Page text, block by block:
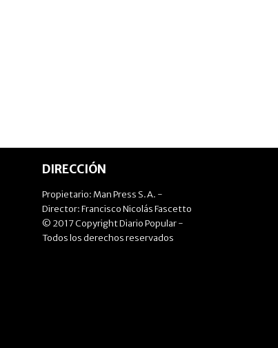
DIRECCIÓN
Propietario: Man Press S.A. -
Director: Francisco Nicolás Fascetto
© 2017 Copyright Diario Popular -
Todos los derechos reservados